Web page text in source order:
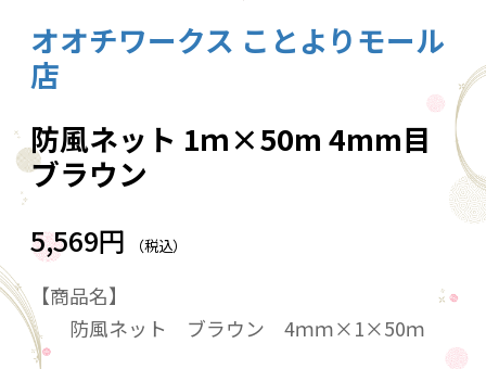
1
オオチワークス ことよりモール
店
防風ネット 1ｍ×50m 4mm目
ブラウン
5,569円 （税込）
【商品名】
防風ネット ブラウン 4ｍｍ×1×50ｍ